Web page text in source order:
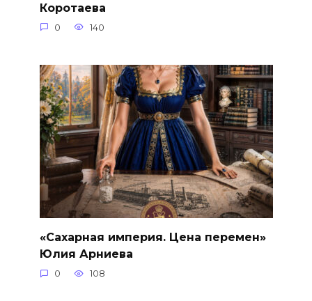
Коротаева
0 140
«Сахарная империя. Цена перемен»
Юлия Арниева
0 108